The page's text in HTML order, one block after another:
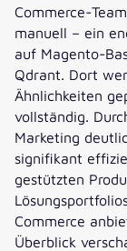
Commerce-
manuell – ein
auf Magento-
Qdrant. Dort
Ähnlichkeiten
vollständig.
Marketing
signifikant
gestützten
Commerce
Überblick